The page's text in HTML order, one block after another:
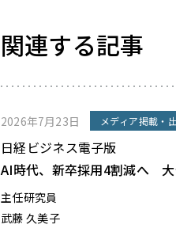
関連する記事
2026年7月23日 メディア掲載・
日経ビジネス電子版
AI時代、新卒採用4割減へ
主任研究員
武藤 久美子